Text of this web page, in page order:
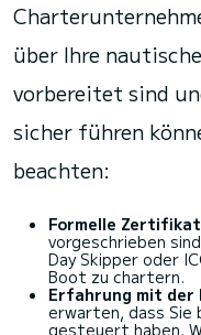
über Ihre
vorbereitet sind
sicher führen
beachten:
Formelle
vorgeschrieben
Day Skipper oder
Boot zu chartern.
Erfahrung mit der
erwarten, dass Sie
gesteuert haben.